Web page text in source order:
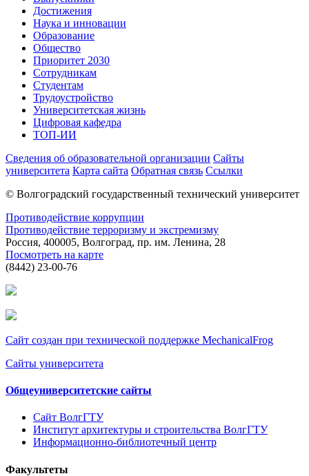
Достижения
Наука и инновации
Образование
Общество
Приоритет 2030
Сотрудникам
Студентам
Трудоустройство
Университетская жизнь
Цифровая кафедра
ТОП-ИИ
Сведения об образовательной организации Сайты
университета Карта сайта Обратная связь Ссылки
© Волгоградский государственный технический университет
Противодействие коррупции
Противодействие терроризму и экстремизму
Россия, 400005, Волгоград, пр. им. Ленина, 28
Посмотреть на карте
(8442) 23-00-76
Сайт создан при технической поддержке MechanicalFrog
Сайты университета
Общеуниверситетские сайты
Сайт ВолгГТУ
Институт архитектуры и строительства ВолгГТУ
Информационно-библиотечный центр
Факультеты